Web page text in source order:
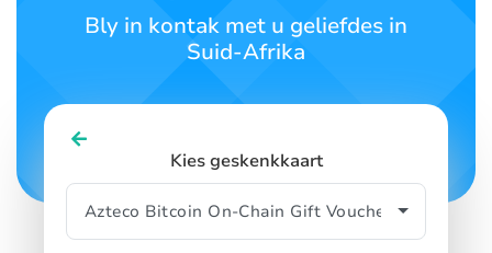
Bly in kontak met u geliefdes in
Suid-Afrika
Kies geskenkkaart